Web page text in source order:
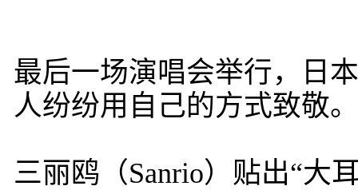
最后一场演唱会举行，日
人纷纷用自己的方式致敬。
三丽鸥（Sanrio）贴出“大